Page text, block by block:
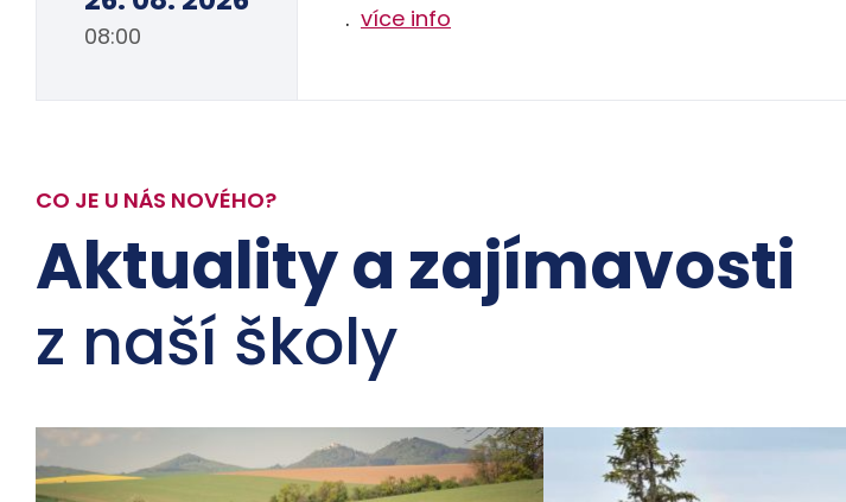
08:00
. více info
CO JE U NÁS NOVÉHO?
Aktuality a zajímavosti
z naší školy